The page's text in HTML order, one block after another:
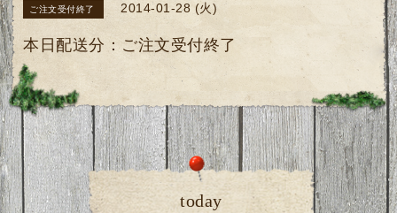
ご注文受付終了 2014-01-28 (火)
本日配送分：ご注文受付終了
today